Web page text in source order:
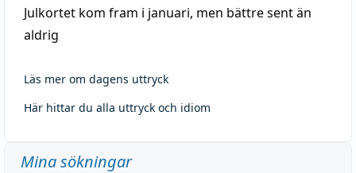
Julkortet kom fram i januari, men bättre sent än
aldrig
Läs mer om dagens uttryck
Här hittar du alla uttryck och idiom
Mina sökningar